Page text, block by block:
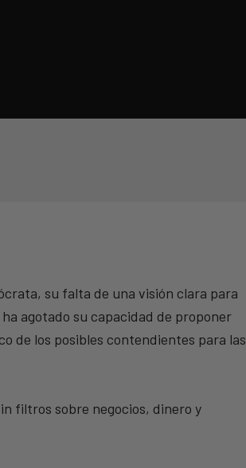
su falta de una visión clara para
agotado su capacidad de proponer
de los posibles contendientes para las
filtros sobre negocios, dinero y